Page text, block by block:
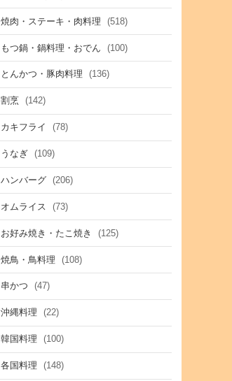
焼肉・ステーキ・肉料理 (518)
もつ鍋・鍋料理・おでん (100)
とんかつ・豚肉料理 (136)
割烹 (142)
カキフライ (78)
うなぎ (109)
ハンバーグ (206)
オムライス (73)
お好み焼き・たこ焼き (125)
焼鳥・鳥料理 (108)
串かつ (47)
沖縄料理 (22)
韓国料理 (100)
各国料理 (148)